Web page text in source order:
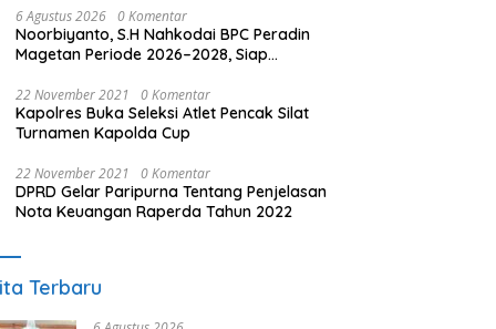
6 Agustus 2026 0 Komentar
Noorbiyanto, S.H Nahkodai BPC Peradin
Magetan Periode 2026–2028, Siap
22 November 2021 0 Komentar
Kapolres Buka Seleksi Atlet Pencak Silat
Turnamen Kapolda Cup
22 November 2021 0 Komentar
DPRD Gelar Paripurna Tentang Penjelasan
Nota Keuangan Raperda Tahun 2022
Terbaru